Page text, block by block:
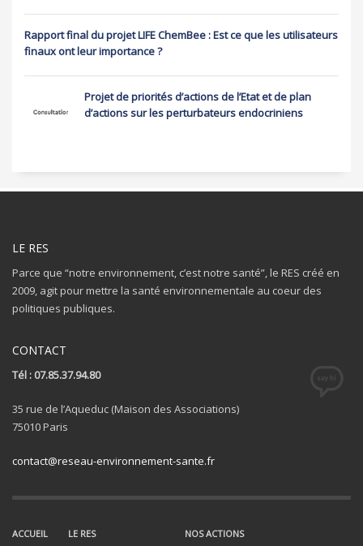
Rapport final du projet LIFE ChemBee : Est ce que les utilisateurs
finaux ont leur importance ?
Projet de priorités d’actions de l’Etat et de plan
d’actions sur les perturbateurs endocriniens
LE RES
Parce que “notre environnement, c’est notre santé”, le RES créé en
2009, agit pour mettre la santé environnementale au coeur des
politiques publiques.
CONTACT
Tél : 07.85.37.94.80
35 rue de l’Aqueduc (Maison des Associations)
75010 Paris
contact@reseau-environnement-sante.fr
ACCUEIL
LE RES
NOS ACTIONS